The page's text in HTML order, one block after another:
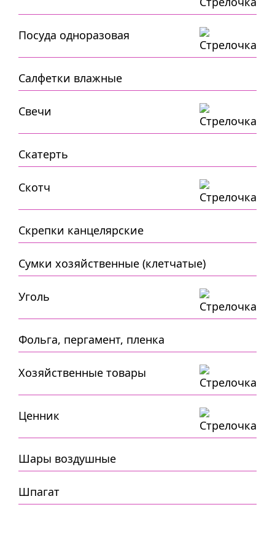
Посуда одноразовая
Салфетки влажные
Свечи
Скатерть
Скотч
Скрепки канцелярские
Сумки хозяйственные (клетчатые)
Уголь
Фольга, пергамент, пленка
Хозяйственные товары
Ценник
Шары воздушные
Шпагат